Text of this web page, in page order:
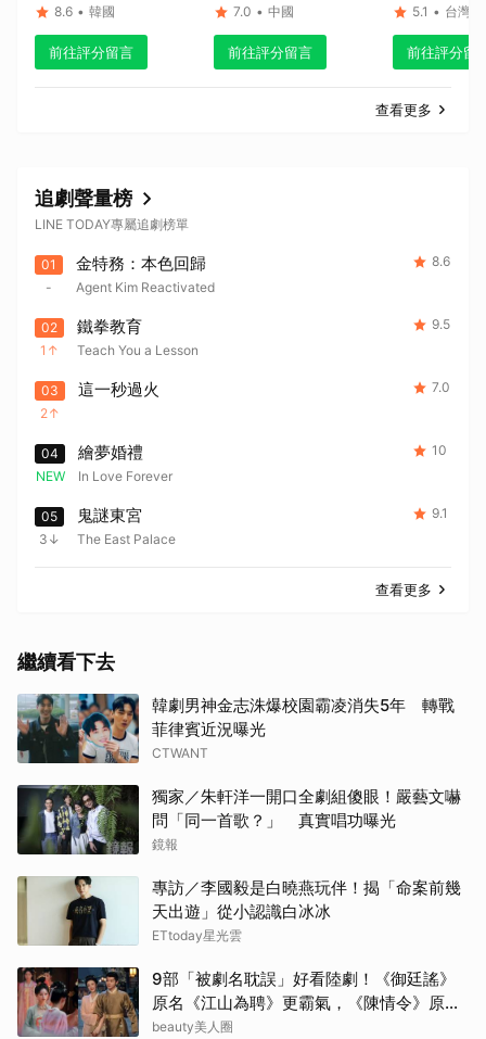
8.6 • 韓國
前往評分留言
7.0 • 中國
前往評分留言
5.1 • 台灣
前往評分留
查看更多
追劇聲量榜
LINE TODAY專屬追劇榜單
01
-
金特務：本色回歸
Agent Kim Reactivated
8.6
02
1
鐵拳教育
Teach You a Lesson
9.5
03
2
這一秒過火 7.0
04
NEW
繪夢婚禮
In Love Forever
10
05
3
鬼謎東宮
The East Palace
9.1
查看更多
繼續看下去
韓劇男神金志洙爆校園霸凌消失5年 轉戰
菲律賓近況曝光
CTWANT
獨家／朱軒洋一開口全劇組傻眼！嚴藝文嚇
問「同一首歌？」 真實唱功曝光
鏡報
專訪／李國毅是白曉燕玩伴！揭「命案前幾
天出遊」從小認識白冰冰
ETtoday星光雲
9部「被劇名耽誤」好看陸劇！《御廷謠》
原名《江山為聘》更霸氣，《陳情令》原名
好聽
beauty美人圈